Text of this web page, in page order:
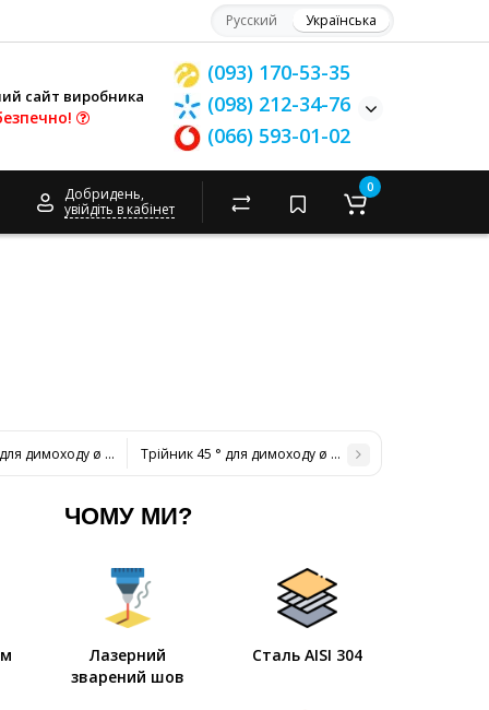
Русский Українська
сайт виробника
(093) 170-53-35
(098) 212-34-76
(066) 593-01-02
Добридень,
увійдіть в кабінет
0
димоходу ø 180/250 н / оц 0,6 ммТрійник 45 ° для димоходу ø 220/280 н / оц 0,6 мм
ЧОМУ МИ?
Лазерний
зварений шов
Сталь AISI 304